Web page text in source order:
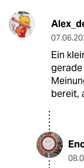
Ein
bereit,